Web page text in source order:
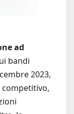
ad
bandi
2023,
competitivo,